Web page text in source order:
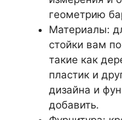
геометрию
Материалы:
стойки вам
такие как
пластик и
дизайна и
добавить.